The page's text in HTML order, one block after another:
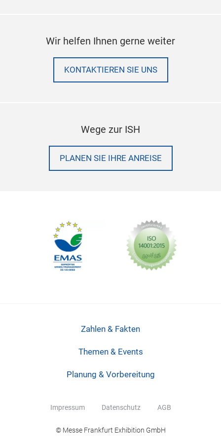
Wir helfen Ihnen gerne weiter
KONTAKTIEREN SIE UNS
Wege zur ISH
PLANEN SIE IHRE ANREISE
Zahlen & Fakten
Themen & Events
Planung & Vorbereitung
Impressum Datenschutz AGB
© Messe Frankfurt Exhibition GmbH